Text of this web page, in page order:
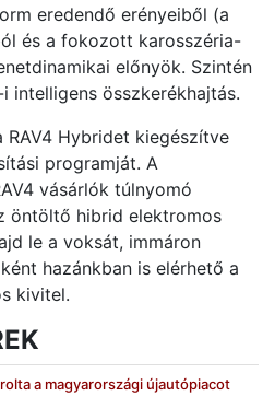
eredendő erényeiből (a
és a fokozott karosszéria-
előnyök. Szintén
intelligens összkerékhajtás.
RAV4 Hybridet kiegészítve
programját. A
vásárlók túlnyomó
öntöltő hibrid elektromos
le a voksát, immáron
hazánkban is elérhető a
kivitel.
a magyarországi újautópiacot